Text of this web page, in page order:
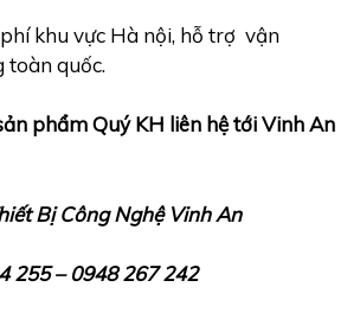
khu vực Hà nội, hỗ trợ vận
toàn quốc.
phẩm Quý KH liên hệ tới Vinh An
Bị Công Nghệ Vinh An
255 – 0948 267 242